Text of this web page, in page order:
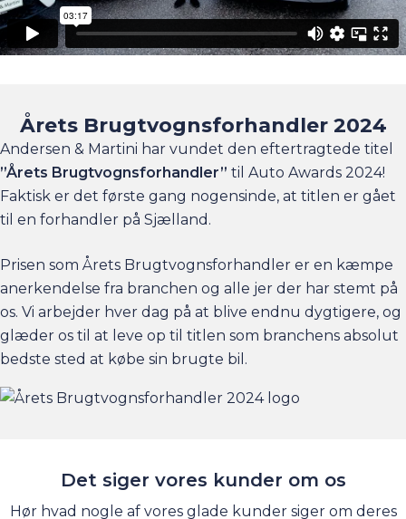
Årets Brugtvognsforhandler 2024
Andersen & Martini har vundet den eftertragtede titel
”Årets Brugtvognsforhandler” til Auto Awards 2024!
Faktisk er det første gang nogensinde, at titlen er gået
til en forhandler på Sjælland.
Prisen som Årets Brugtvognsforhandler er en kæmpe
anerkendelse fra branchen og alle jer der har stemt på
os. Vi arbejder hver dag på at blive endnu dygtigere, og
glæder os til at leve op til titlen som branchens absolut
bedste sted at købe sin brugte bil.
Det siger vores kunder om os
Hør hvad nogle af vores glade kunder siger om deres